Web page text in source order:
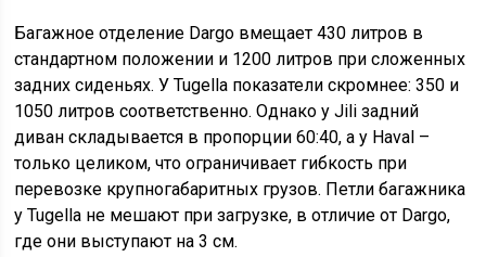
Багажное отделение Dargo вмещает 430 литров в
стандартном положении и 1200 литров при сложенных
задних сиденьях. У Tugella показатели скромнее: 350 и
1050 литров соответственно. Однако у Jili задний
диван складывается в пропорции 60:40, а у Haval –
только целиком, что ограничивает гибкость при
перевозке крупногабаритных грузов. Петли багажника
у Tugella не мешают при загрузке, в отличие от Dargo,
где они выступают на 3 см.